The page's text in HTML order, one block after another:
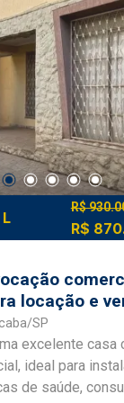
R$
R$
locação e
SP
SP
excelente casa
ideal para
de saúde,